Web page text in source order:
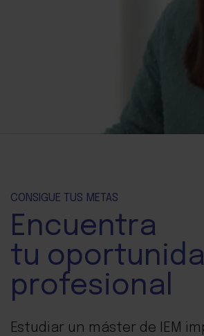
CONSIGUE TUS METAS
Encuentra
tu
profesional
Estudiar un máster de IEM